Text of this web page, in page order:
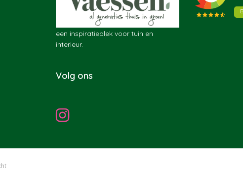
een inspiratieplek voor tuin en
interieur.
Volg ons